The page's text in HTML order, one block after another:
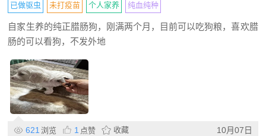
已做驱虫 未打疫苗 个人家养 纯血纯种
自家生养的纯正腊肠狗，刚满两个月，目前可以吃狗粮，喜欢腊
肠的可以看狗，不发外地
621 浏览 1 点赞 收藏 10月07日